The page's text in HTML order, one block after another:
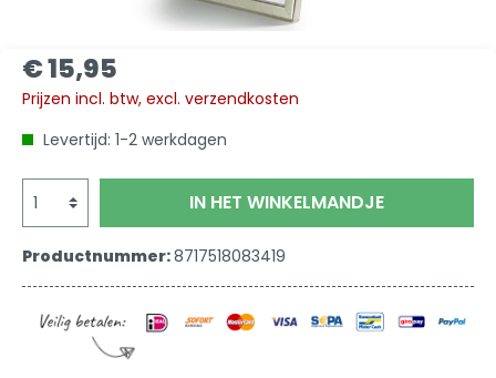
€ 15,95
Prijzen incl. btw, excl. verzendkosten
Levertijd: 1-2 werkdagen
IN HET WINKELMANDJE
Productnummer:8717518083419